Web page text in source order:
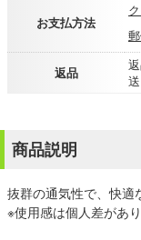
お支払方法
返品
商品説明
抜群の通気性で、快適
※使用感は個人差があり